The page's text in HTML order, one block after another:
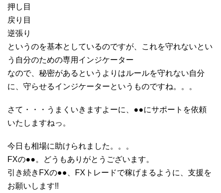
押し目
戻り目
逆張り
というのを基本としているのですが、これを守れないとい
う自分のための専用インジケーター
なので、秘密があるというよりはルールを守れない自分
に、守らせるインジケーターというものですね。。。
さて・・・うまくいきますよーに、●●にサポートを依頼
いたしますねっ。
今日も相場に助けられました。。。
FXの●●。どうもありがとうございます。
引き続きFXの●●、FXトレードで稼げまるように、支援を
お願いします!!